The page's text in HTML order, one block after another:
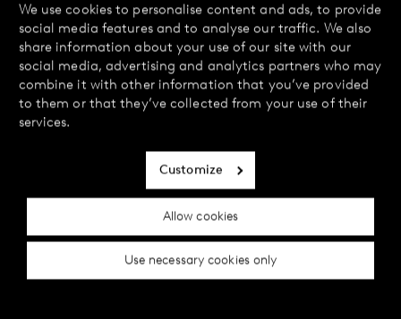
We use cookies to personalise content and ads, to provide
social media features and to analyse our traffic. We also
share information about your use of our site with our
social media, advertising and analytics partners who may
combine it with other information that you’ve provided
to them or that they’ve collected from your use of their
services.
Allow cookies
Customize
Use necessary cookies only
Usein kysyttyä
Käyttöehdot
Tietosuojakäytäntö
Vaihdot ja palautukset
Evästekäytäntö
Evästeasetukset
All rights reserved.